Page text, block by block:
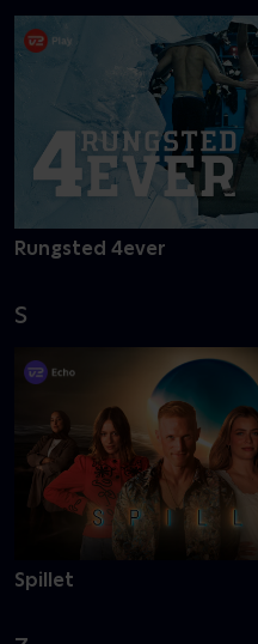
Rungsted 4ever
S
Spillet